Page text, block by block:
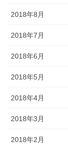
2018年8月
2018年7月
2018年6月
2018年5月
2018年4月
2018年3月
2018年2月